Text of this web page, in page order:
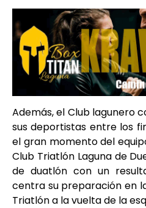
Además, el Club lagunero
sus deportistas entre los
el gran momento del
Club Triatlón Laguna de
de duatlón con un
centra su preparación en
Triatlón a la vuelta de la